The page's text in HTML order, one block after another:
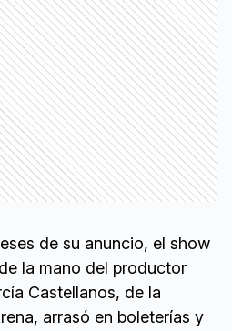
de su anuncio, el show
la mano del productor
Castellanos, de la
arrasó en boleterías y